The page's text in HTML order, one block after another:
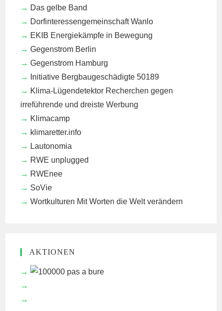
Das gelbe Band
Dorfinteressengemeinschaft Wanlo
EKIB Energiekämpfe in Bewegung
Gegenstrom Berlin
Gegenstrom Hamburg
Initiative Bergbaugeschädigte 50189
Klima-Lügendetektor Recherchen gegen
irreführende und dreiste Werbung
Klimacamp
klimaretter.info
Lautonomia
RWE unplugged
RWEnee
SoVie
Wortkulturen Mit Worten die Welt verändern
AKTIONEN